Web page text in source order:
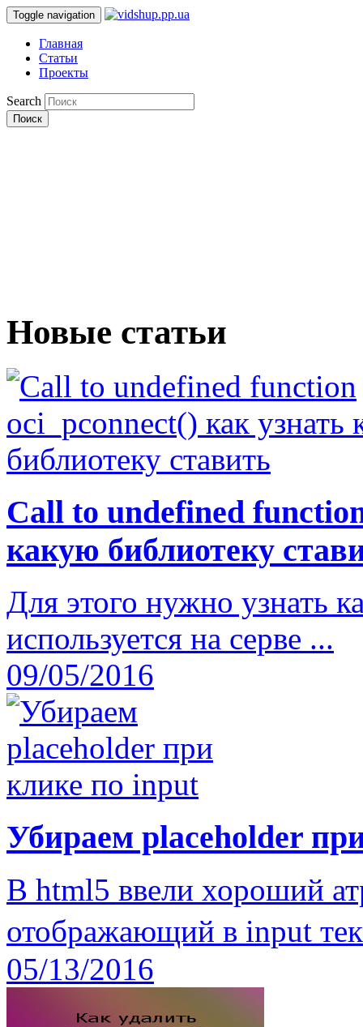
Toggle navigation
Главная
Статьи
Проекты
Search
Поиск
Новые статьи
Call to undefined
какую библиотеку
Для этого нужно узнать
используется на серве ...
09/05/2016
Убираем placeholder
В html5 ввели хороший
отображающий в input
05/13/2016